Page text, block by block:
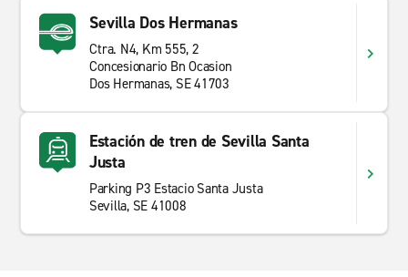
Sevilla Dos Hermanas
Ctra. N4, Km 555, 2
Concesionario Bn Ocasion
Dos Hermanas, SE 41703
Estación de tren de Sevilla Santa
Justa
Parking P3 Estacio Santa Justa
Sevilla, SE 41008